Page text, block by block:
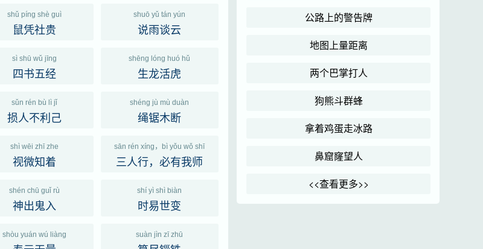
shǔ píng shè guì
鼠凭社贵
shuō yǔ tán yún
说雨谈云
sì shū wǔ jīng
四书五经
shēng lóng huó hǔ
生龙活虎
sǔn rén bù lì jǐ
损人不利己
shéng jù mù duàn
绳锯木断
shì wēi zhī zhe
视微知着
sān rén xíng，bì yǒu wǒ shī
三人行，必有我师
shén chū guǐ rù
神出鬼入
shí yì shì biàn
时易世变
shòu yuán wú liàng suàn jìn zī zhū
公路上的警告牌
地图上量距离
两个巴掌打人
狗熊斗群蜂
拿着鸡蛋走冰路
鼻窟窿望人
<<查看更多>>